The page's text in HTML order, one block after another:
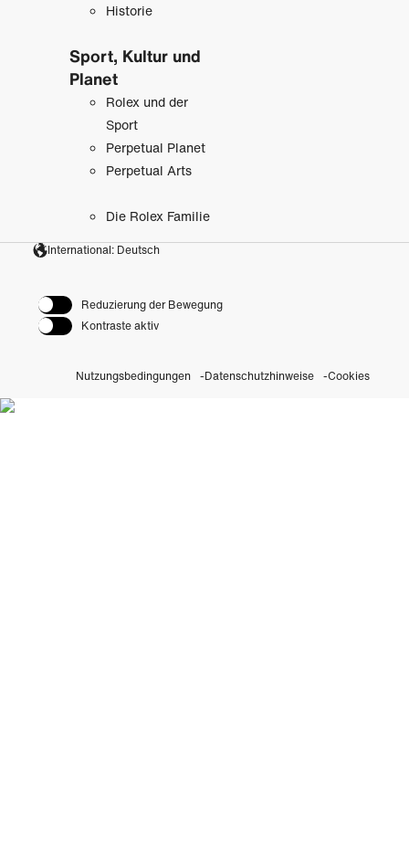
Historie
Sport, Kultur und
Planet
Rolex und der
Sport
Perpetual Planet
Perpetual Arts
Die Rolex Familie
International: Deutsch
Reduzierung der Bewegung
Kontraste aktiv
Nutzungsbedingungen Datenschutzhinweise Cookies